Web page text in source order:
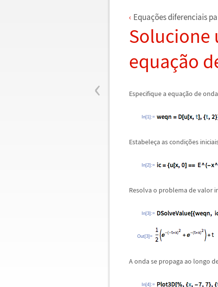
‹
Equações diferenciais
Solucione
equação
Especifique a equação de
In[1]:=
Estabeleça as condições
In[2]:=
Resolva o problema de valor
In[3]:=
Out[3]=
A onda se propaga ao longo
In[4]:=